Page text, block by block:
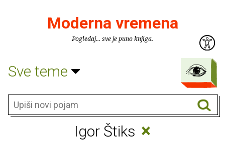
Moderna vremena
Pogledaj... sve je puno knjiga.
Sve teme
Igor Štiks ×